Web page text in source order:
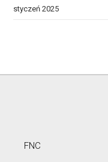
styczeń 2025
FNC